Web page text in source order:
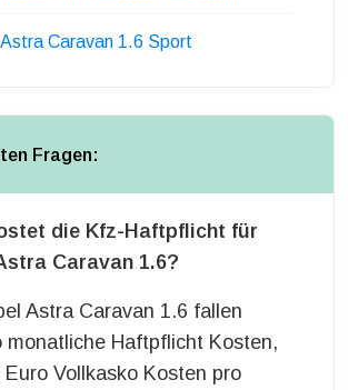
Caravan 1.6 Sport
Fragen:
die Kfz-Haftpflicht für
Caravan 1.6?
Astra Caravan 1.6 fallen
monatliche Haftpflicht Kosten,
Vollkasko Kosten pro